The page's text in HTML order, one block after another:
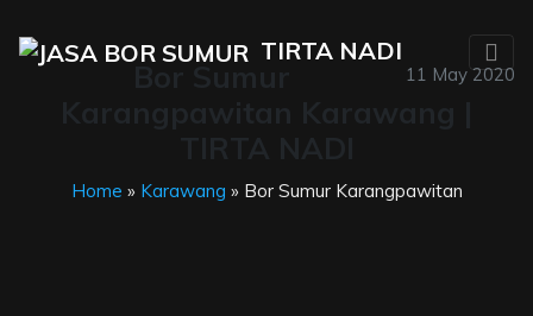
TIRTA NADI
11 May 2020
Home » Karawang » Bor Sumur Karangpawitan